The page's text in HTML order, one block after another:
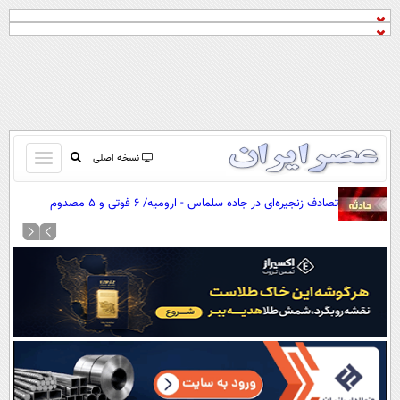
نسخه اصلی
باز
و
کردن
منو
صفحه اول
آرشیو
نظرسنجی
آب و هوا
اوقات شرعی
سواد زندگی
تصادف زنجیره‌ای در جاده سلماس - ارومیه/ ۶ فوتی و ۵ مصدوم